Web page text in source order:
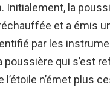
Initialement, la
et a émis
par les
poussière qui s’est
l’étoile n’émet plus